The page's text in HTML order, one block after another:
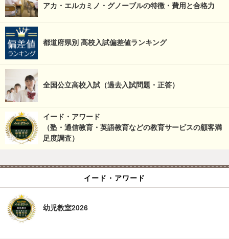
アカ・エルカミノ・グノーブルの特徴・費用と合格力
都道府県別 高校入試偏差値ランキング
全国公立高校入試（過去入試問題・正答）
イード・アワード
（塾・通信教育・英語教育などの教育サービスの顧客満
足度調査）
イード・アワード
幼児教室2026